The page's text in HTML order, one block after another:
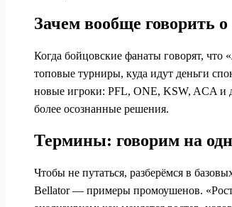
Зачем вообще
Когда бойцовские фанаты говорят, что
топовые турниры, куда идут деньги
новые игроки: PFL, ONE, KSW, ACA и
более осознанные решения.
Термины: говорим на
Чтобы не путаться, разберёмся в
Bellator — примеры промоушенов.